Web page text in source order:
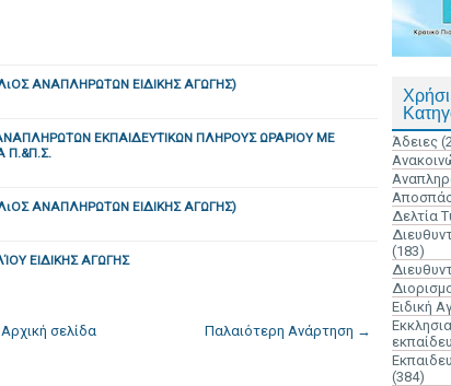
ΑΝΑΠΛΗΡΩΤΩΝ ΕΙΔΙΚΗΣ ΑΓΩΓΗΣ)
ΕΚΠΑΙΔΕΥΤΙΚΩΝ ΠΛΗΡΟΥΣ ΩΡΑΡΙΟΥ ΜΕ
Π.&Π.Σ.
ΑΝΑΠΛΗΡΩΤΩΝ ΕΙΔΙΚΗΣ ΑΓΩΓΗΣ)
ΕΙΔΙΚΗΣ ΑΓΩΓΗΣ
Παλαιότερη Ανάρτηση →
Αρχική σελίδα
Άδειες
Δελτία
(183)
Ειδική
(384)